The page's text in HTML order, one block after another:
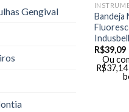
Gengival
Bandeja
R$39,09
Ou
R$37,14